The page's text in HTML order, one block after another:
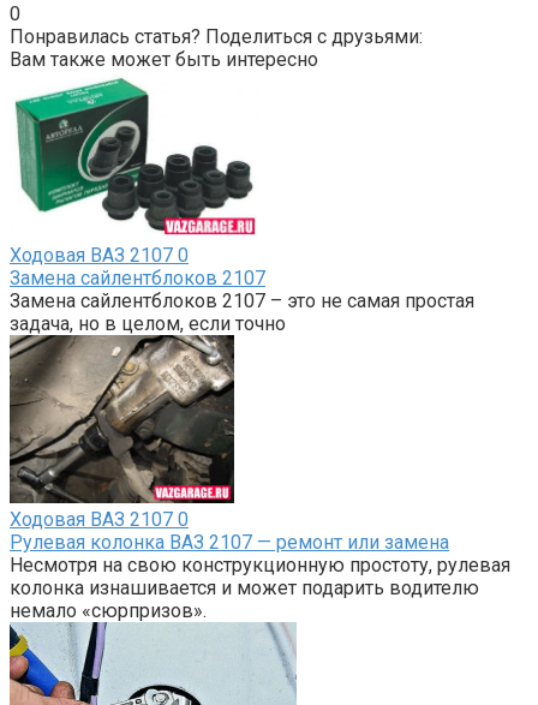
0
Понравилась статья? Поделиться с друзьями:
Вам также может быть интересно
Ходовая ВАЗ 2107 0
Замена сайлентблоков 2107
Замена сайлентблоков 2107 – это не самая простая
задача, но в целом, если точно
Ходовая ВАЗ 2107 0
Рулевая колонка ВАЗ 2107 — ремонт или замена
Несмотря на свою конструкционную простоту, рулевая
колонка изнашивается и может подарить водителю
немало «сюрпризов».